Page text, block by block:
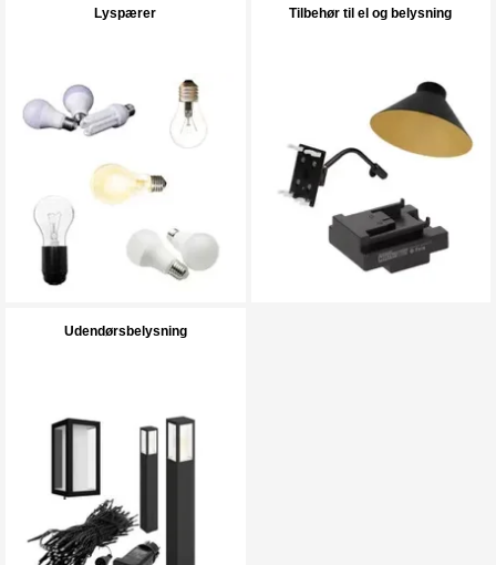
Lyspærer Tilbehør til el og belysning
Udendørsbelysning